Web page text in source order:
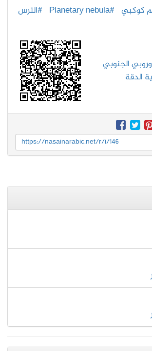
كوكبي #Planetary nebula
#الترس
الجنوبي
الدقة
https://nasainarabic.net/r/i/146